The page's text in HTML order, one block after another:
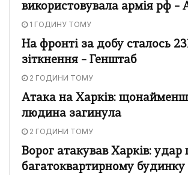
використовувала армія рф
1 ГОДИНУ ТОМУ
На фронті за добу сталось
зіткнення – Генштаб
2 ГОДИНИ ТОМУ
Атака на Харків:
людина загинула
2 ГОДИНИ ТОМУ
Ворог атакував Харків: удар
багатоквартирному будинку